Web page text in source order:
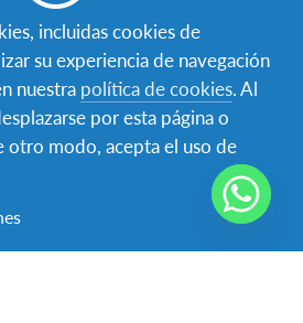
de tener entre 15.5 y 18 años
graduados de secundaría.
regiones de idiomas
ser personas académicamente
escolar debe de ser de,
incluidas cookies de
su experiencia de navegación
nuestra política de cookies. Al
por esta página o
otro modo, acepta el uso de